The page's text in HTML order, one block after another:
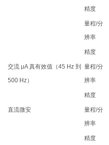
精度
量程/分
辨率
精度
交流 μA 真有效值（45 Hz 到
500 Hz）
量程/分
辨率
精度
直流微安
量程/分
辨率
精度